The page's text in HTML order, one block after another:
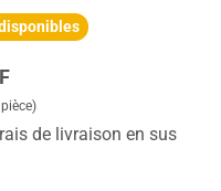
:
de livraison en sus